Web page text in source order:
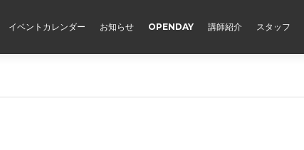
イベントカレンダー お知らせ OPENDAY 講師紹介 スタッフ